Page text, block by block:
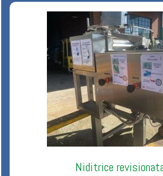
Niditrice